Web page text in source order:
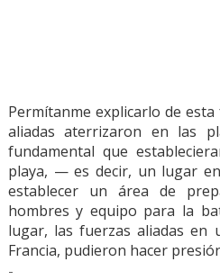
Permítanme explicarlo de
aliadas aterrizaron en las
fundamental que
playa, — es decir, un lugar
establecer un área de
hombres y equipo para la
lugar, las fuerzas aliadas
Francia, pudieron hacer
-